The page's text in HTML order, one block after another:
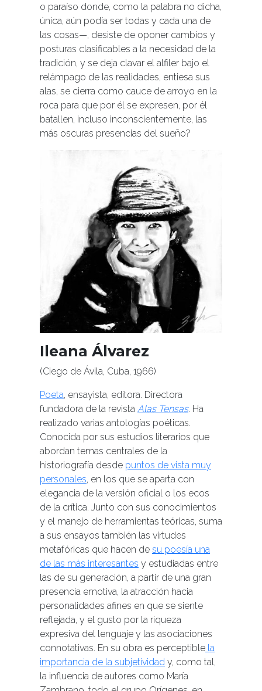
o paraíso donde, como la palabra no dicha,
única, aún podía ser todas y cada una de
las cosas—, desiste de oponer cambios y
posturas clasificables a la necesidad de la
tradición, y se deja clavar el alfiler bajo el
relámpago de las realidades, entiesa sus
alas, se cierra como cauce de arroyo en la
roca para que por él se expresen, por él
batallen, incluso inconscientemente, las
más oscuras presencias del sueño?
Ileana Álvarez
(Ciego de Ávila, Cuba, 1966)
Poeta, ensayista, editora. Directora
fundadora de la revista Alas Tensas. Ha
realizado varias antologías poéticas.
Conocida por sus estudios literarios que
abordan temas centrales de la
historiografía desde puntos de vista muy
personales, en los que se aparta con
elegancia de la versión oficial o los ecos
de la crítica. Junto con sus conocimientos
y el manejo de herramientas teóricas, suma
a sus ensayos también las virtudes
metafóricas que hacen de su poesía una
de las más interesantes y estudiadas entre
las de su generación, a partir de una gran
presencia emotiva, la atracción hacia
personalidades afines en que se siente
reflejada, y el gusto por la riqueza
expresiva del lenguaje y las asociaciones
connotativas. En su obra es perceptible la
importancia de la subjetividad y, como tal,
la influencia de autores como María